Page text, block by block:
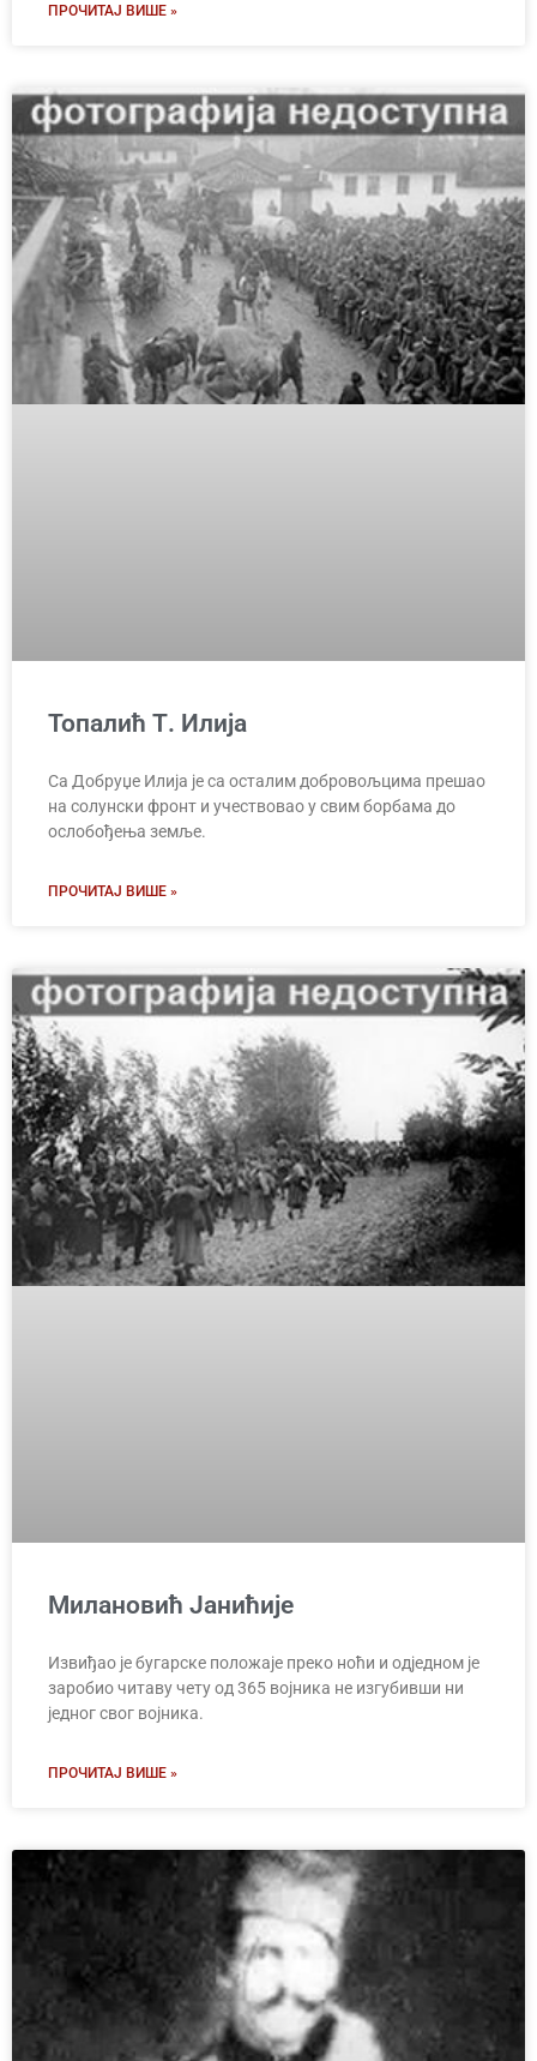
ПРОЧИТАЈ ВИШЕ »
Топалић Т. Илија
Са Добруџе Илија је са осталим добровољцима прешао
на солунски фронт и учествовао у свим борбама до
ослобођења земље.
ПРОЧИТАЈ ВИШЕ »
Милановић Јанићије
Извиђао је бугарске положаје преко ноћи и одједном је
заробио читаву чету од 365 војника не изгубивши ни
једног свог војника.
ПРОЧИТАЈ ВИШЕ »